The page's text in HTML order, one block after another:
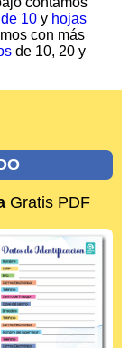
10 y hojas
con más
de 10, 20 y
Gratis PDF